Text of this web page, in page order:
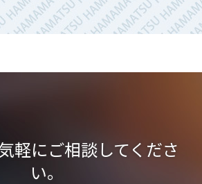
軽にご相談してくださ
い。